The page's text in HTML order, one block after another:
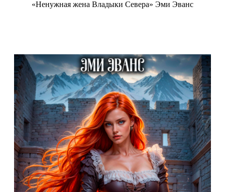
«Ненужная жена Владыки Севера» Эми Эванс